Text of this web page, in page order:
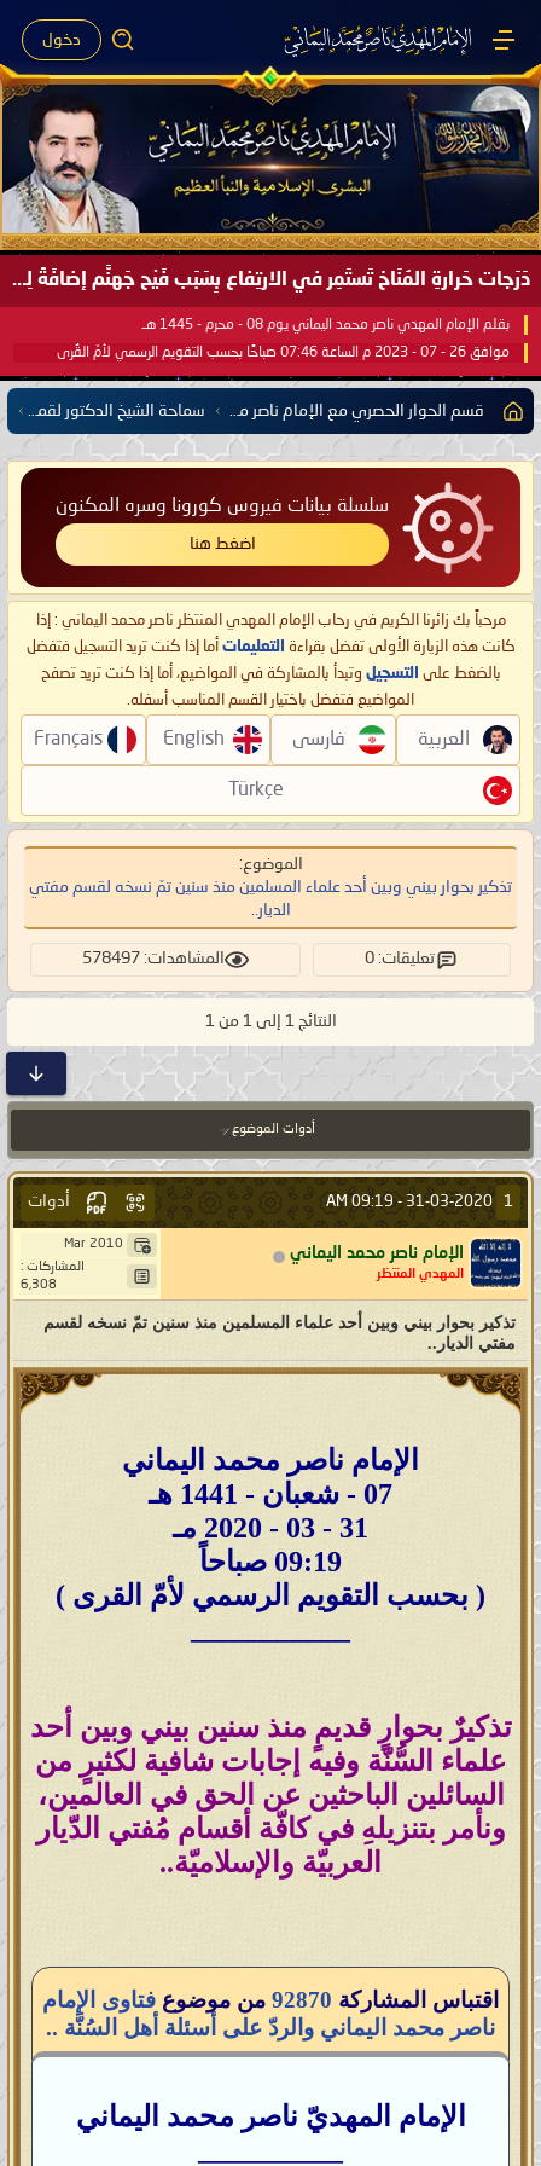
دخول
دَرَجات حَرارةِ المُنَاخ تَستَمِر في الارتِفاع بِسَبَب فَيْح جَهنَّم إضافَةً لِحرارةِ الشَّمس في مُحكَم القُرآن العَظيم ..
بقلم الإمام المهدي ناصر محمد اليماني يوم 08 - محرم - 1445 هـ
موافق 26 - 07 - 2023 م الساعة 07:46 صباحًا بحسب التقويم الرسمي لأمّ القُرى
سلسلة بيانات فيروس كورونا وسره المكنون
اضغط هنا
مرحباً بك زائرنا الكريم في رحاب الإمام المهدي المنتظر ناصر محمد اليماني : إذا
كانت هذه الزيارة الأولى تفضل بقراءة التعليمات أما إذا كنت تريد التسجيل فتفضل
بالضغط على التسجيل وتبدأ بالمشاركة في المواضيع، أما إذا كنت تريد تصفح
المواضيع فتفضل باختيار القسم المناسب أسفله.
العربية فارسی English
Français
Türkçe
الموضوع:
تذكير بحوار بيني وبين أحد علماء المسلمين منذ سنين تمّ نسخه لقسم مفتي
الديار..
تعليقات: 0 المشاهدات: 578497
النتائج 1 إلى 1 من 1
أدوات الموضوع
1
31-03-2020 -
09:19 AM أدوات
الإمام ناصر محمد اليماني
المهدي المنتظر
Mar 2010
المشاركات :
6,308
تذكير بحوار بيني وبين أحد علماء المسلمين منذ سنين تمّ نسخه لقسم
مفتي الديار..
الإمام ناصر محمد اليماني
07 - شعبان - 1441 هـ
31 - 03 - 2020 مـ
09:19 صباحاً
( بحسب التقويم الرسمي لأمّ القرى )
تذكيرٌ بحوارٍ قديمٍ منذ سنين بيني وبين أحد
علماء السُّنّة وفيه إجابات شافية لكثيرٍ من
السائلين الباحثين عن الحق في العالمين،
ونأمر بتنزيلهِ في كافّة أقسام مُفتي الدّيار
العربيّة والإسلاميّة..
اقتباس المشاركة 92870 من موضوع فتاوى الإمام
ناصر محمد اليماني والردّ على أسئلة أهل السُنَّة ..
الإمام المهديّ ناصر محمد اليماني